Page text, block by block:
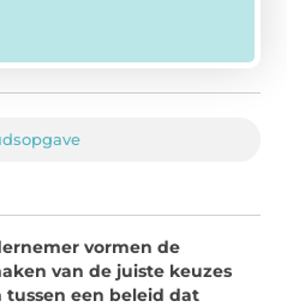
vormen de
van de juiste keuzes
tussen een beleid dat